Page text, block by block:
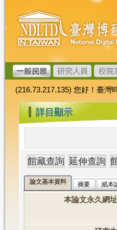
跳
到
主
要
內
容
臺
灣
博
碩
士
論
文
加
值
系
統
(216.73.217.135) 您好！臺灣
::: 詳目顯示
論文基本資料 摘要 紙本
本論文永久網址